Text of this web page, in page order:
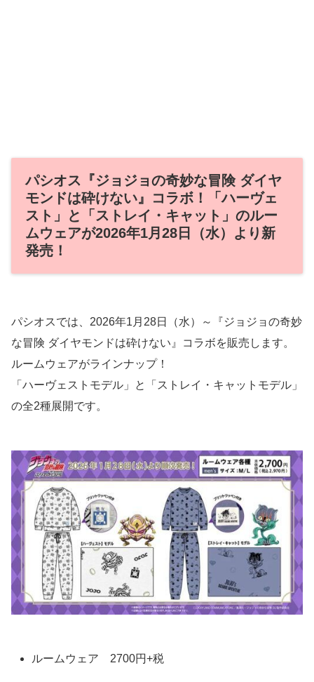
パシオス『ジョジョの奇妙な冒険 ダイヤ
モンドは砕けない』コラボ！「ハーヴェ
スト」と「ストレイ・キャット」のルー
ムウェアが2026年1月28日（水）より新
発売！
パシオスでは、2026年1月28日（水）～『ジョジョの奇妙
な冒険 ダイヤモンドは砕けない』コラボを販売します。
ルームウェアがラインナップ！
「ハーヴェストモデル」と「ストレイ・キャットモデル」
の全2種展開です。
ルームウェア 2700円+税